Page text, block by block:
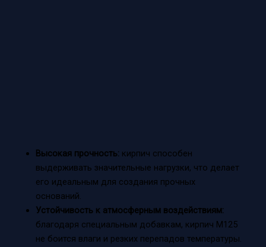
Высокая прочность: кирпич способен
выдерживать значительные нагрузки, что делает
его идеальным для создания прочных
оснований.
Устойчивость к атмосферным воздействиям:
благодаря специальным добавкам, кирпич М125
не боится влаги и резких перепадов температуры.